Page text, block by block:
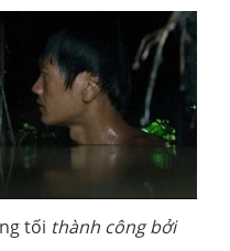
tối thành công bởi